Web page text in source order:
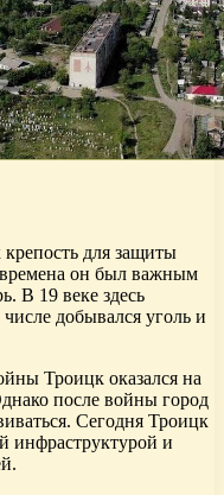
для защиты
он был важным
В 19 веке здесь
добывался уголь и
Троицк оказался на
после войны город
Сегодня Троицк
инфраструктурой и